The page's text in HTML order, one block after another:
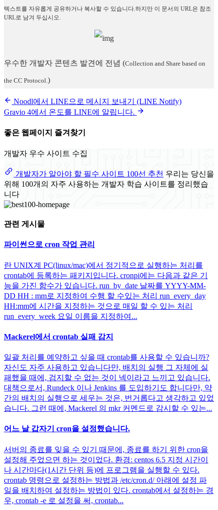
텍스트를 자유롭게 공유하거나 복사할 수 있습니다.하지만 이 문서의 URL은 참조
URL로 남겨 두십시오.
우수한 개발자 콘텐츠 발견에 전념 (Collection and Share based on
the CC Protocol. )
Noodl에서 LINE으로 메시지 보내기 (LINE Notify)
Gravio 4에서 온도를 LINE에 알립니다.
좋은 웹페이지 즐겨찾기
개발자 우수 사이트 수집
개발자가 알아야 할 필수 사이트 100선 추천 우리는 당신을
위해 100개의 자주 사용하는 개발자 학습 사이트를 정리했습
니다
관련 게시물
파이썬으로 cron 작업 관리
란 UNIX계 PC(linux/mac)에서 정기적으로 실행하는 처리를
crontab에 등록하는 패키지입니다. cronpi에는 다음과 같은 기
능을 가진 함수가 있습니다. run_by_date 날짜를 YYYY-MM-
DD HH : mm로 지정하여 수행 할 수있는 처리 run_every_day
HH:mm에 시간을 지정하는 것으로 매일 할 수 있는 처리
run_every_week 요일 이름을 지정하여...
Mackerel에서 crontab 실패 감지
일괄 처리를 예약하고 싶을 때 crontab를 사용할 수 있습니까?
자신도 자주 사용하고 있습니다만, 배치의 실행 그 자체에 실
패했을 때에, 검지할 수 없는 것이 넥이라고 느끼고 있습니다.
대책으로서, Rundeck 이나 Jenkins 를 도입하기도 합니다만, 약
간의 배치의 실행으로 세우는 것은, 번거롭다고 생각하고 있었
습니다. 그런 때에, Mackerel 의 mkr 커멘드로 감시할 수 있는...
어느 날 갑자기 cron을 설정했습니다.
서버의 종료를 잊을 수 있기 때문에, 종료를 하기 위한 cron을
설정해 주었으면 하는 것이었다. 환경: centos 6.5 지정 시간이
나 시간마다(1시간 단위 등)에 프로그램을 실행할 수 있다.
crontab 명령으로 설정하는 방법과 /etc/cron.d/ 아래에 설정 파
일을 배치하여 설정하는 방법이 있다. crontab에서 설정하는 경
우, crontab -e 로 설정을 써, crontab...